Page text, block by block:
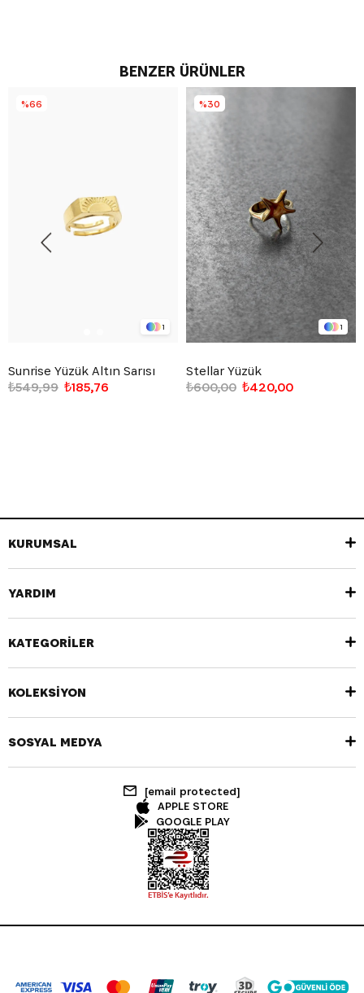
BENZER ÜRÜNLER
1
Sunrise Yüzük Altın Sarısı
₺185,76
₺549,99
%66
1
Stellar Yüzük
₺420,00
₺600,00
%30
KURUMSAL
YARDIM
KATEGORİLER
KOLEKSİYON
SOSYAL MEDYA
[email protected]
APPLE STORE
GOOGLE PLAY